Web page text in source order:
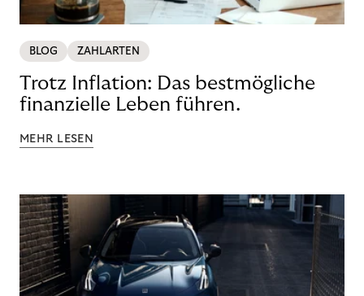
BLOG ZAHLARTEN
Trotz Inflation: Das bestmögliche
finanzielle Leben führen.
MEHR LESEN